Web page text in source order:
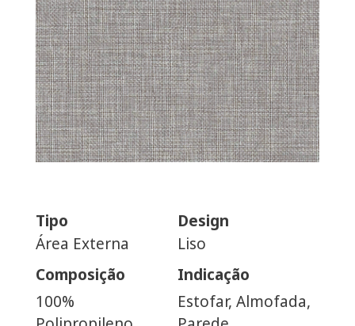
Tipo
Área Externa
Design
Liso
Composição
100%
Indicação
Estofar, Almofada,